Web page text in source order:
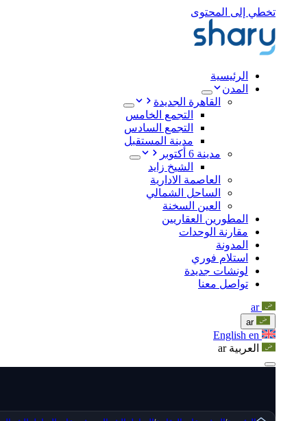
تخطي إلى المحتوى
الرئيسية
المدن
القاهرة الجديدة
التجمع الخامس
التجمع السادس
مدينة المستقبل
مدينة 6 أكتوبر
الشيخ زايد
العاصمة الادارية
الساحل الشمالي
العين السخنة
المطورين العقاريين
مقارنة الوحدات
المدونة
استلام فوري
لونشات جديدة
تواصل معنا
ar
ar
English en
العربية ar